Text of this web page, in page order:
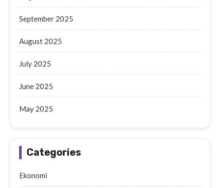
September 2025
August 2025
July 2025
June 2025
May 2025
Categories
Ekonomi